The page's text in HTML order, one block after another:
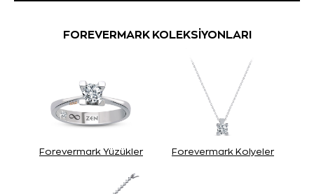
FOREVERMARK KOLEKSİYONLARI
Forevermark Yüzükler Forevermark Kolyeler